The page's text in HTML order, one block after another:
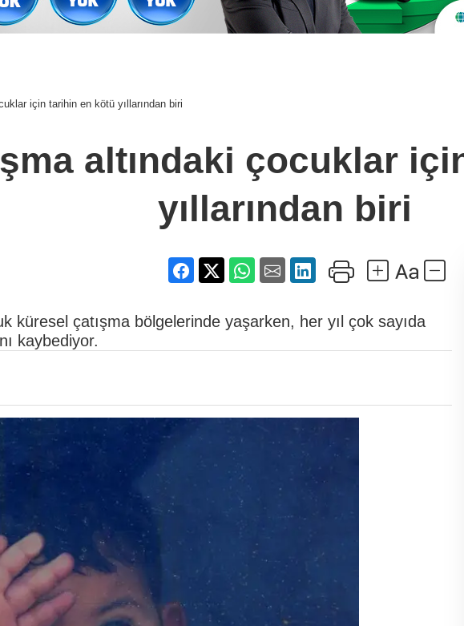
için tarihin en kötü yıllarından biri
altındaki çocuklar
yıllarından biri
küresel çatışma bölgelerinde yaşarken, her yıl çok sayıda
kaybediyor.